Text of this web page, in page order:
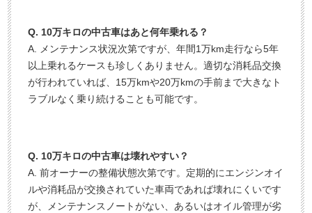
Q. 10万キロの中古車はあと何年乗れる？
A. メンテナンス状況次第ですが、年間1万km走行なら5年
以上乗れるケースも珍しくありません。適切な消耗品交換
が行われていれば、15万kmや20万kmの手前まで大きなト
ラブルなく乗り続けることも可能です。
Q. 10万キロの中古車は壊れやすい？
A. 前オーナーの整備状態次第です。定期的にエンジンオイ
ルや消耗品が交換されていた車両であれば壊れにくいです
が、メンテナンスノートがない、あるいはオイル管理が劣